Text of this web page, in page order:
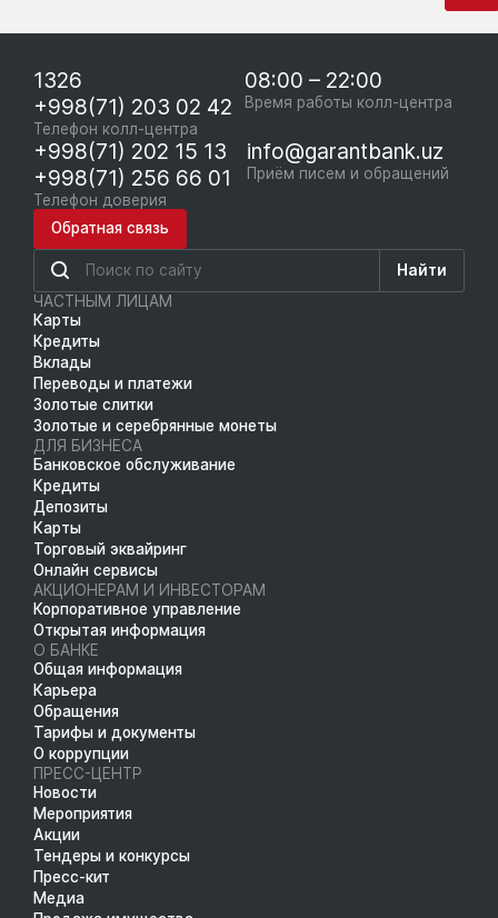
1326
+998(71) 203 02 42
Телефон колл-центра
08:00 – 22:00
Время работы колл-центра
+998(71) 202 15 13
+998(71) 256 66 01
Телефон доверия
info@garantbank.uz
Приём писем и обращений
Обратная связь
Найти
ЧАСТНЫМ ЛИЦАМ
Карты
Кредиты
Вклады
Переводы и платежи
Золотые слитки
Золотые и серебрянные монеты
ДЛЯ БИЗНЕСА
Банковское обслуживание
Кредиты
Депозиты
Карты
Торговый эквайринг
Онлайн сервисы
АКЦИОНЕРАМ И ИНВЕСТОРАМ
Корпоративное управление
Открытая информация
О БАНКЕ
Общая информация
Карьера
Обращения
Тарифы и документы
О коррупции
ПРЕСС-ЦЕНТР
Новости
Мероприятия
Акции
Тендеры и конкурсы
Пресс-кит
Медиа